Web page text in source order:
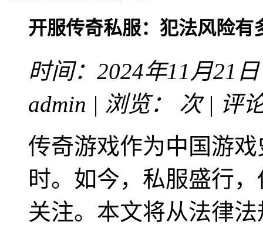
开服传奇私服：犯法风险
时间：2024年11月21
admin | 浏览：
次 | 评
传奇游戏作为中国游
时。如今，私服盛行
关注。本文将从法律